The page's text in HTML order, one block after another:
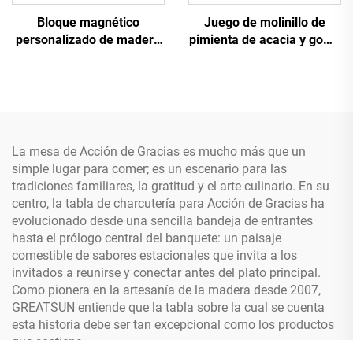
Bloque magnético
personalizado de madera
Juego de molinillo de
pimienta de acacia y goma
La mesa de Acción de Gracias es mucho más que un
simple lugar para comer; es un escenario para las
tradiciones familiares, la gratitud y el arte culinario. En su
centro, la tabla de charcutería para Acción de Gracias ha
evolucionado desde una sencilla bandeja de entrantes
hasta el prólogo central del banquete: un paisaje
comestible de sabores estacionales que invita a los
invitados a reunirse y conectar antes del plato principal.
Como pionera en la artesanía de la madera desde 2007,
GREATSUN entiende que la tabla sobre la cual se cuenta
esta historia debe ser tan excepcional como los productos